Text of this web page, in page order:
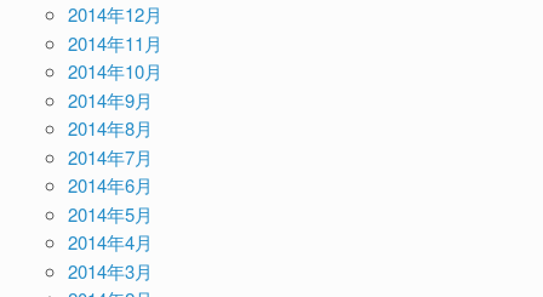
2014年12月
2014年11月
2014年10月
2014年9月
2014年8月
2014年7月
2014年6月
2014年5月
2014年4月
2014年3月